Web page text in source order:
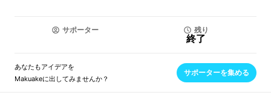
サポーター 残り
終了
あなたもアイデアを
Makuakeに出してみませんか？
サポーターを集める